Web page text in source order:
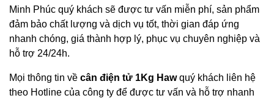
Minh Phúc quý khách sẽ được tư vấn miễn phí, sản phẩm
đảm bảo chất lượng và dịch vụ tốt, thời gian đáp ứng
nhanh chóng, giá thành hợp lý, phục vụ chuyên nghiệp và
hỗ trợ 24/24h.
Mọi thông tin về cân điện tử 1Kg Hawquý khách liên hệ
theo Hotline của công ty để được tư vấn và hỗ trợ nhanh